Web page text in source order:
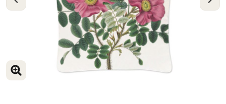
VORIGE
BILD VERGRÖSSERN
BILD VERGRÖSSERN